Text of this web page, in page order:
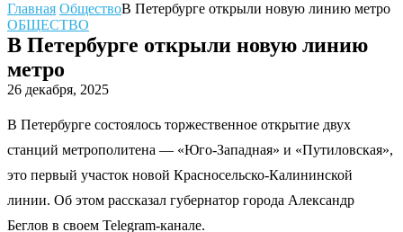
Главная ОбществоВ Петербурге открыли новую линию метро
ОБЩЕСТВО
В Петербурге открыли новую линию
метро
26 декабря, 2025
В Петербурге состоялось торжественное открытие двух
станций метрополитена — «Юго-Западная» и «Путиловская»,
это первый участок новой Красносельско-Калининской
линии. Об этом рассказал губернатор города Александр
Беглов в своем Telegram-канале.